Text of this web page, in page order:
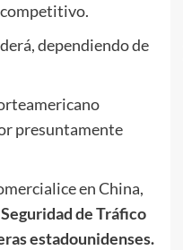
competitivo.
dependiendo de
presuntamente
en China,
de Tráfico
estadounidenses.